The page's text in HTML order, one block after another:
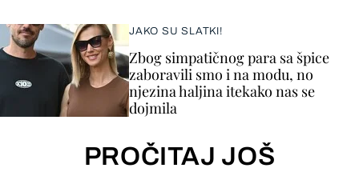
JAKO SU SLATKI!
Zbog simpatičnog para sa špice
zaboravili smo i na modu, no
njezina haljina itekako nas se
dojmila
PROČITAJ JOŠ